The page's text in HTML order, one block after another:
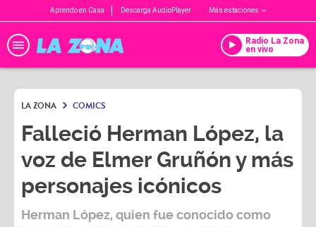
Aprendo en Casa Descarga AudioPlayer Más estaciones
Radio La Zona
en vivo
LA ZONA COMICS
Falleció Herman López, la
voz de Elmer Gruñón y más
personajes icónicos
Herman López, quien fue conocido como